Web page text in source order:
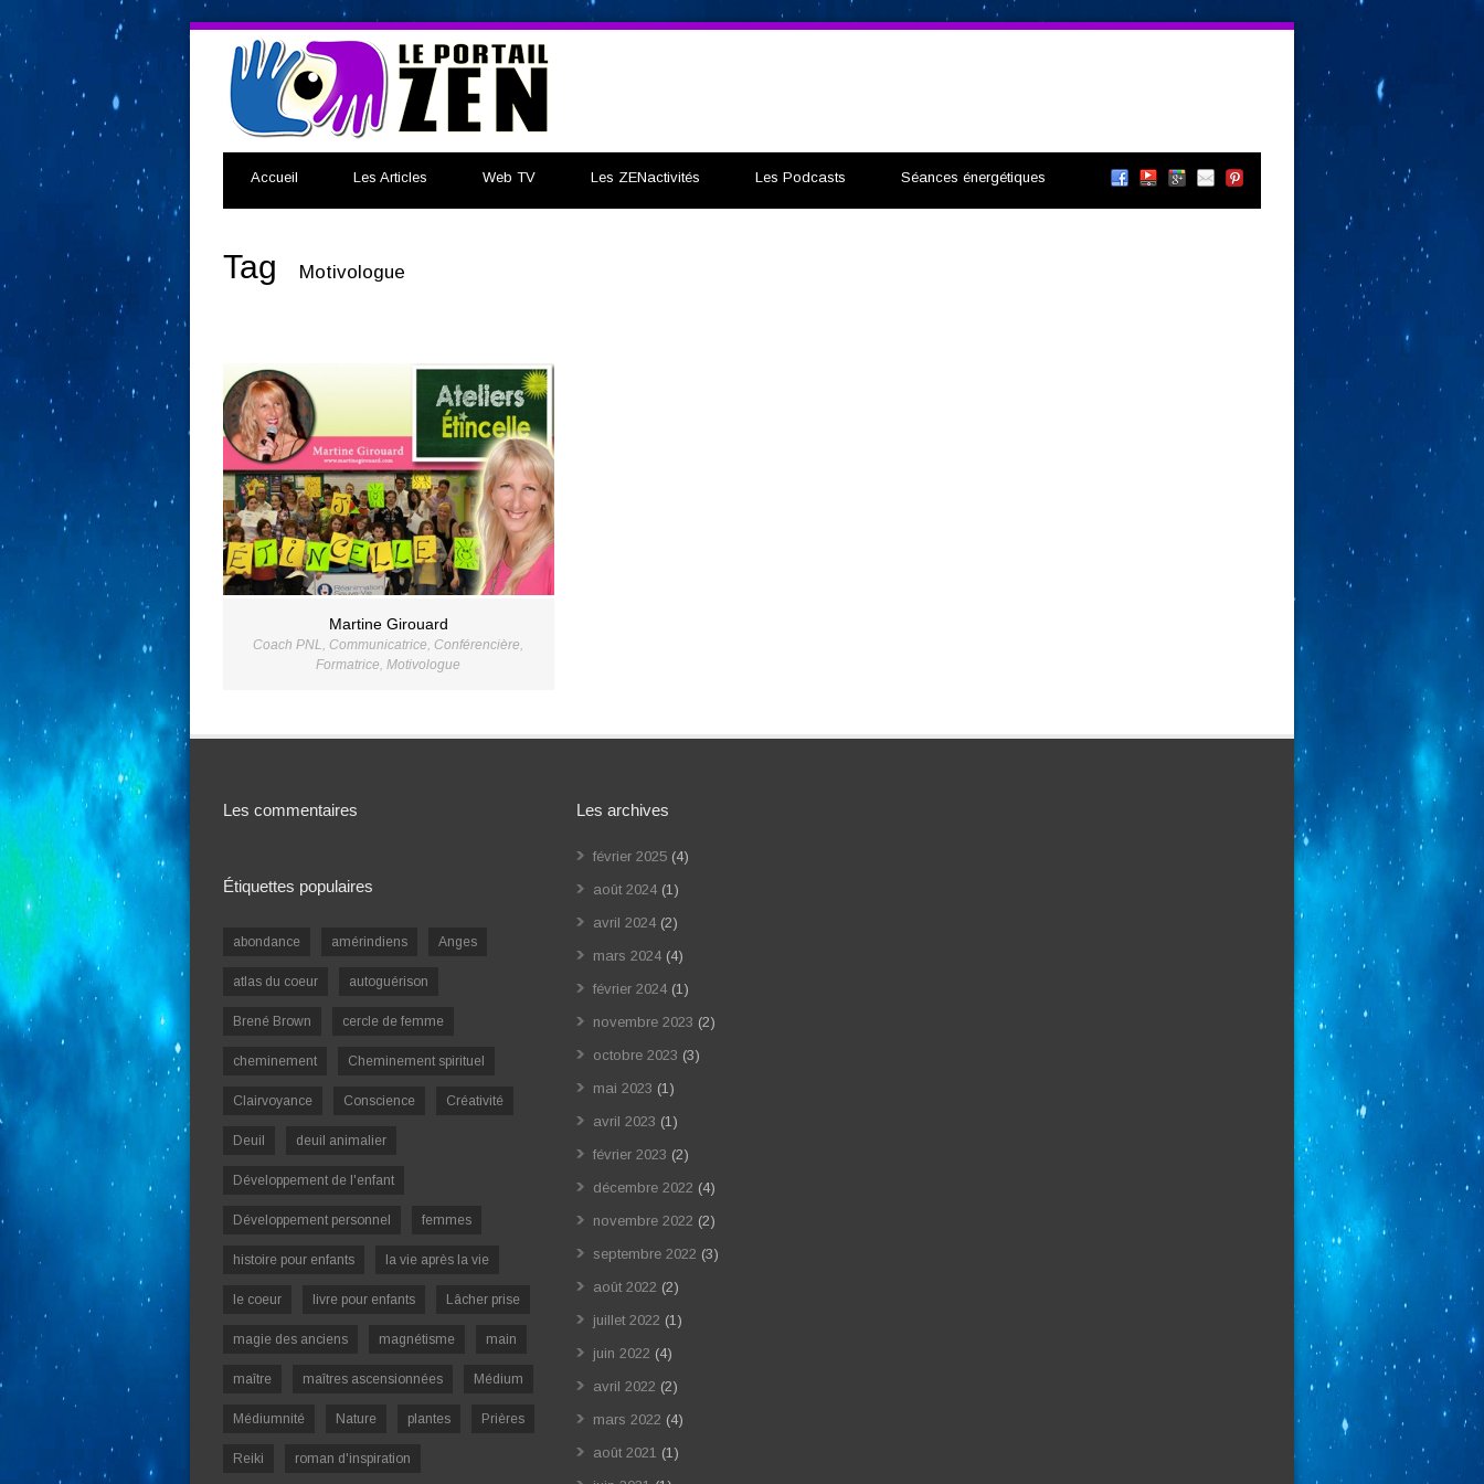
Accueil Les Articles Web TV Les ZENactivités Les Podcasts Séances énergétiques
Tag Motivologue
Martine Girouard
Coach PNL,Communicatrice,Conférencière,
Formatrice,Motivologue
Les commentaires
Étiquettes populaires
abondance amérindiens Anges
atlas du coeur autoguérison
Brené Brown cercle de femme
cheminement Cheminement spirituel
Clairvoyance Conscience Créativité
Deuil deuil animalier
Développement de l'enfant
Développement personnel femmes
histoire pour enfants la vie après la vie
le coeur livre pour enfants Lâcher prise
magie des anciens magnétisme main
maître maîtres ascensionnées Médium
Médiumnité Nature plantes Prières
Reiki roman d'inspiration
Les archives
février 2025(4)
août 2024(1)
avril 2024(2)
mars 2024(4)
février 2024(1)
novembre 2023 (2)
octobre 2023 (3)
mai 2023 (1)
avril 2023 (1)
février 2023 (2)
décembre 2022 (4)
novembre 2022 (2)
septembre 2022 (3)
août 2022 (2)
juillet 2022 (1)
juin 2022 (4)
avril 2022 (2)
mars 2022 (4)
août 2021 (1)